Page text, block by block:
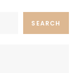
SEARCH